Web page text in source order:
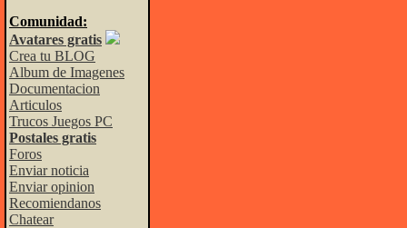
Comunidad:
Avatares gratis
Crea tu BLOG
Album de Imagenes
Documentacion
Articulos
Trucos Juegos PC
Postales gratis
Foros
Enviar noticia
Enviar opinion
Recomiendanos
Chatear